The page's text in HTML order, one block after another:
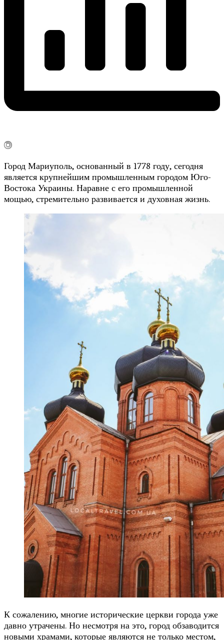
Город Мариуполь, основанный в 1778 году, сегодня
является крупнейшим промышленным городом Юго-
Востока Украины. Наравне с его промышленной
мощью, стремительно развивается и духовная жизнь.
К сожалению, многие исторические церкви города уже
давно утрачены. Но несмотря на это, город обзаводится
новыми храмами, которые являются не только местом,